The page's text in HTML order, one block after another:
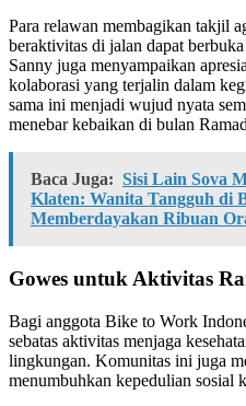
Para relawan membagikan takjil
beraktivitas di jalan dapat
Sanny juga menyampaikan
kolaborasi yang terjalin dalam
sama ini menjadi wujud nyata
menebar kebaikan di bulan
Baca Juga: Sisi Lain Sova
Klaten: Wanita Tangguh di
Memberdayakan Ribuan
Gowes untuk Aktivitas
Bagi anggota Bike to Work
sebatas aktivitas menjaga
lingkungan. Komunitas ini juga
menumbuhkan kepedulian sosial